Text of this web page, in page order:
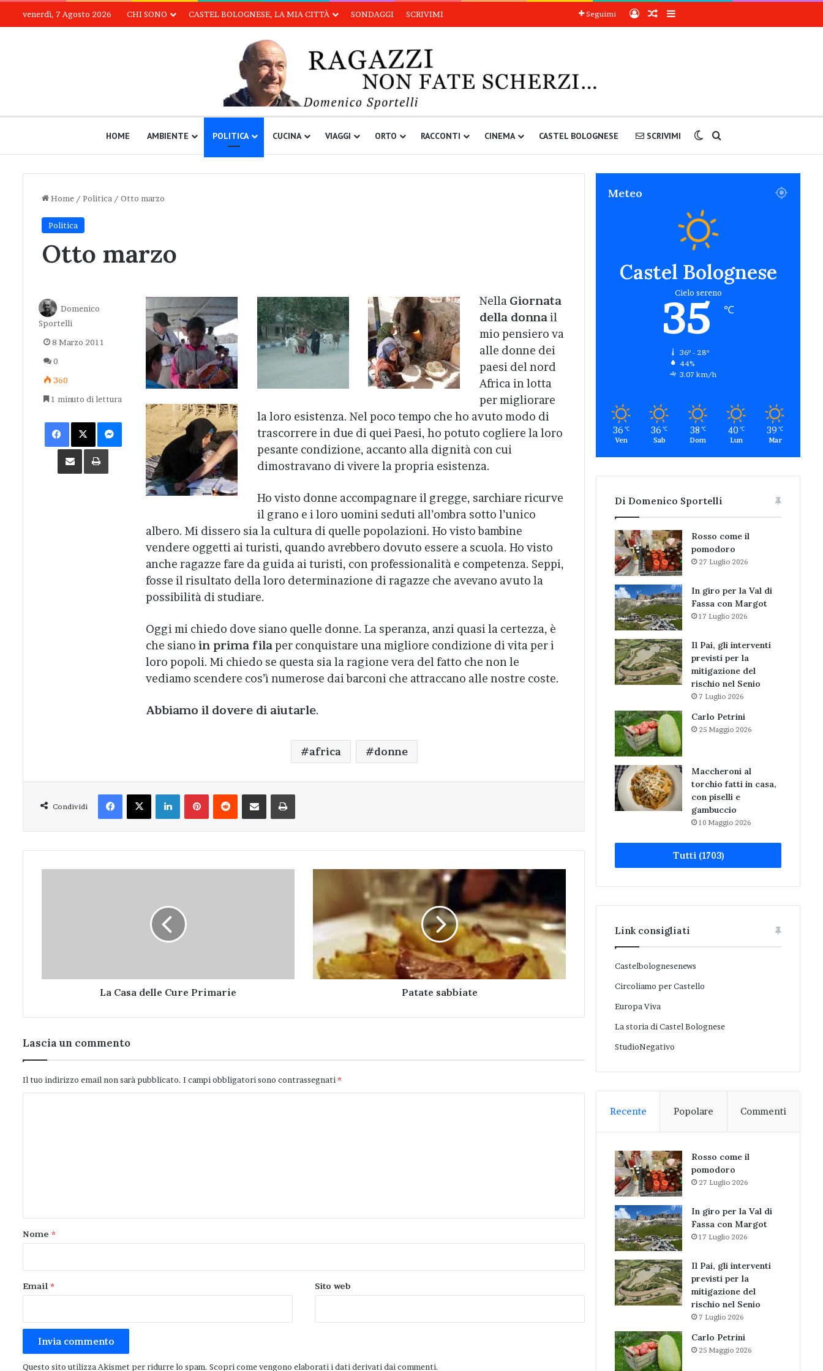
venerdì, 7 Agosto 2026 CHI SONO CASTEL BOLOGNESE, LA MIA CITTÀ SONDAGGI SCRIVIMI Seguimi AccediArticoli a sorpresa
Barra laterale
HOME AMBIENTE POLITICA CUCINA VIAGGI ORTO RACCONTI CINEMA CASTEL BOLOGNESE SCRIVIMI Cambia aspetto
Home / Politica / Otto marzo
Politica
Otto marzo
Nella Giornata
della donna il
mio pensiero va
alle donne dei
paesi del nord
Africa in lotta
per migliorare
la loro esistenza. Nel poco tempo che ho avuto modo di
trascorrere in due di quei Paesi, ho potuto cogliere la loro
pesante condizione, accanto alla dignità con cui
dimostravano di vivere la propria esistenza.
Ho visto donne accompagnare il gregge, sarchiare ricurve
il grano e i loro uomini seduti all’ombra sotto l’unico
albero. Mi dissero sia la cultura di quelle popolazioni. Ho visto bambine
vendere oggetti ai turisti, quando avrebbero dovuto essere a scuola. Ho visto
anche ragazze fare da guida ai turisti, con professionalità e competenza. Seppi,
fosse il risultato della loro determinazione di ragazze che avevano avuto la
possibilità di studiare.
Oggi mi chiedo dove siano quelle donne. La speranza, anzi quasi la certezza, è
che siano in prima fila per conquistare una migliore condizione di vita per i
loro popoli. Mi chiedo se questa sia la ragione vera del fatto che non le
vediamo scendere cos’ì numerose dai barconi che attraccano alle nostre coste.
Abbiamo il dovere di aiutarle.
africa donne
Domenico
Sportelli
8 Marzo 2011
0
360
1 minuto di lettura
Facebook
X Messenger
Condividi via Email Stampa
Condividi
Facebook
X LinkedInPinterestReddit Condividi via Email Stampa
La Casa delle Cure Primarie Patate sabbiate
Lascia un commento
Il tuo indirizzo email non sarà pubblicato. I campi obbligatori sono contrassegnati *
o
Nome *
Email * Sito web
Questo sito utilizza Akismet per ridurre lo spam. Scopri come vengono elaborati i dati derivati dai commenti.
Meteo
Castel Bolognese
Cielo sereno
35 ℃
36º - 28º
44%
3.07 km/h
36 ℃
Ven
36 ℃
Sab
38 ℃
Dom
40 ℃
Lun
39 ℃
Mar
Di Domenico Sportelli
Rosso come il
pomodoro
27 Luglio 2026
In giro per la Val di
Fassa con Margot
17 Luglio 2026
Il Pai, gli interventi
previsti per la
mitigazione del
rischio nel Senio
7 Luglio 2026
Carlo Petrini
25 Maggio 2026
Maccheroni al
torchio fatti in casa,
con piselli e
gambuccio
10 Maggio 2026
Tutti (1703)
Link consigliati
Castelbolognesenews
Circoliamo per Castello
Europa Viva
La storia di Castel Bolognese
StudioNegativo
Recente Popolare Commenti
Rosso come il
pomodoro
27 Luglio 2026
In giro per la Val di
Fassa con Margot
17 Luglio 2026
Il Pai, gli interventi
previsti per la
mitigazione del
rischio nel Senio
7 Luglio 2026
Carlo Petrini
25 Maggio 2026